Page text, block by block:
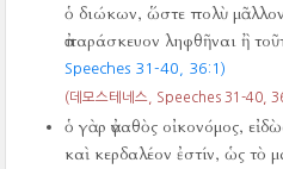
ὁ διώκων, ὥστε πολὺ μᾶλλον
ἀπαράσκευον ληφθῆναι ἢ
Speeches 31-40, 36:1)
(데모스테네스, Speeches 31-40,
ὁ γὰρ ἀγαθὸς οἰκονόμος,
καὶ κερδαλέον ἐστίν, ὡς τὸ